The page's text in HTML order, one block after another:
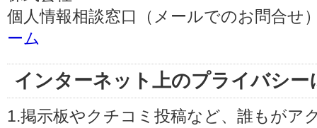
個人情報相談窓口（メールでのお問合せ
ーム
インターネット上のプライバシー
1.掲示板やクチコミ投稿など、誰もがア